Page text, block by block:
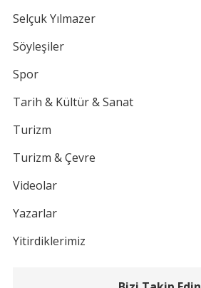
Selçuk Yılmazer
Söyleşiler
Spor
Tarih & Kültür & Sanat
Turizm
Turizm & Çevre
Videolar
Yazarlar
Yitirdiklerimiz